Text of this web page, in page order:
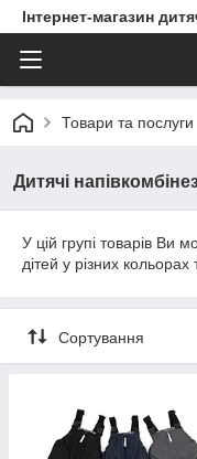
Інтернет-магазин
Товари та послуги
Дитячі
У цій групі товарів Ви
дітей у різних кольорах
Сортування